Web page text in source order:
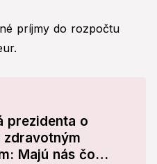
príjmy do rozpočtu
prezidenta o
Majú nás čo